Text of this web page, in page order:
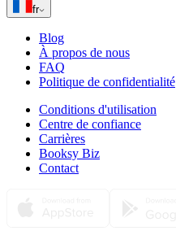
fr
Blog
À propos de nous
FAQ
Politique de confidentialité
Conditions d'utilisation
Centre de confiance
Carrières
Booksy Biz
Contact